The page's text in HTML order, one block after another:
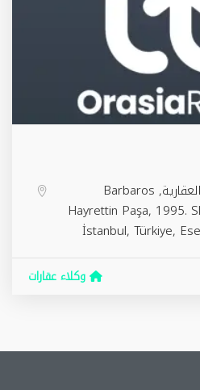
Orasia Realty - أوراسيا العقارية, Barbaros
Hayrettin Paşa, 1995.
İstanbul, Türkiye,
وكلاء عقارات